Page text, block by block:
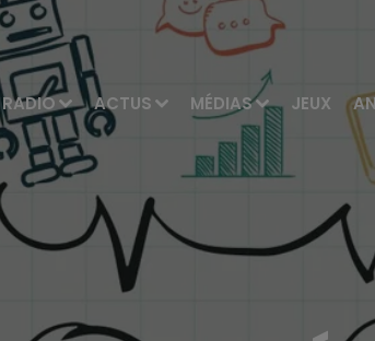
RADIO ACTUS MÉDIAS JEUX